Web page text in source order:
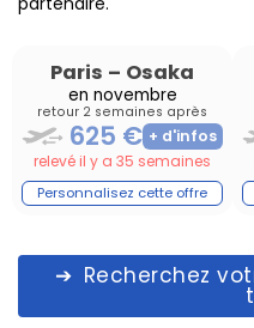
Paris – Osaka
en novembre
retour 2 semaines après
625 €
relevé il y a 35 semaines
Recherchez